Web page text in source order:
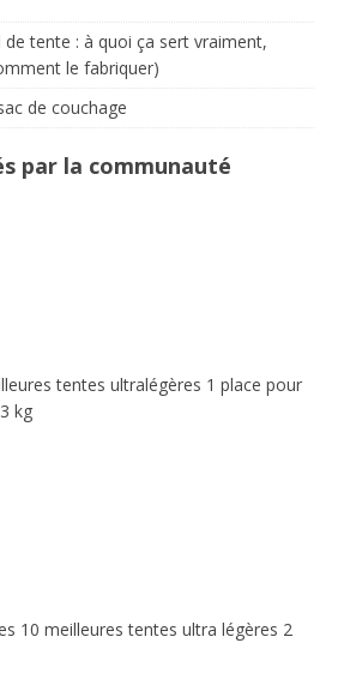
tente : à quoi ça sert vraiment,
le fabriquer)
de couchage
par la communauté
tentes ultralégères 1 place pour
kg
10 meilleures tentes ultra légères 2